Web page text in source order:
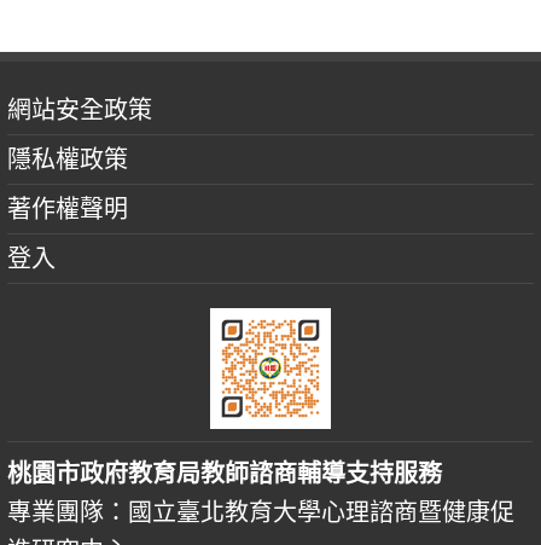
網站安全政策
隱私權政策
著作權聲明
登入
桃園市政府教育局教師諮商輔導支持服務
專業團隊：國立臺北教育大學心理諮商暨健康促